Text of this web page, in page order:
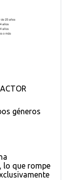
géneros
lo que rompe